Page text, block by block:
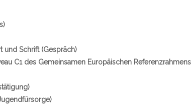
und Schrift (Gespräch)
C1 des Gemeinsamen Europäischen Referenzrahmens